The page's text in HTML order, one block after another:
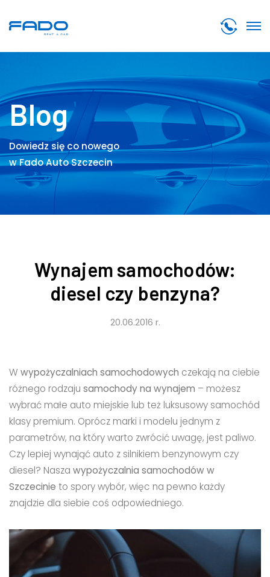
Blog
Dowiedz się co nowego
w Fado Auto Szczecin
Wynajem samochodów:
diesel czy benzyna?
20.06.2016 r.
W wypożyczalniach samochodowych czekają na ciebie
różnego rodzaju samochody na wynajem – możesz
wybrać małe auto miejskie lub też luksusowy samochód
klasy premium. Oprócz marki i modelu jednym z
parametrów, na który warto zwrócić uwagę, jest paliwo.
Czy lepiej wynająć auto z silnikiem benzynowym czy
diesel? Nasza wypożyczalnia samochodów w
Szczecinie to spory wybór, więc na pewno każdy
znajdzie dla siebie coś odpowiedniego.